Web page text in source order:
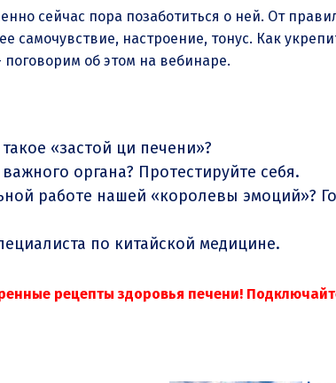
сейчас пора позаботиться о ней. От
настроение, тонус. Как
об этом на вебинаре.
«застой ци печени»?
органа? Протестируйте себя.
работе нашей «королевы эмоций»?
по китайской медицине.
рецепты здоровья печени!